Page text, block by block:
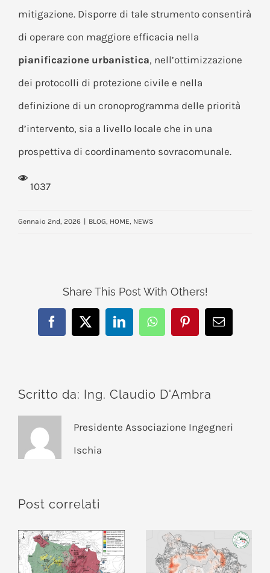
mitigazione. Disporre di tale strumento consentirà
di operare con maggiore efficacia nella
pianificazione urbanistica, nell’ottimizzazione
dei protocolli di protezione civile e nella
definizione di un cronoprogramma delle priorità
d’intervento, sia a livello locale che in una
prospettiva di coordinamento sovracomunale.
1037
Gennaio 2nd, 2026 BLOG, HOME, NEWS
Share This Post With Others!
Facebook
X LinkedInWhatsAppPinterestEmail
Scritto da: Ing. Claudio D'Ambra
Presidente Associazione Ingegneri
Ischia
Post correlati